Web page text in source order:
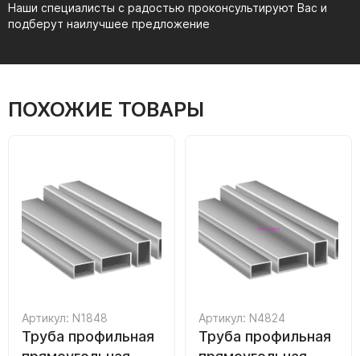
Наши специалисты с радостью проконсультируют Вас и
подберут наилучшее предложение
ПОХОЖИЕ ТОВАРЫ
Артикул: N1848
Труба профильная
Артикул: N4824
Труба профильная